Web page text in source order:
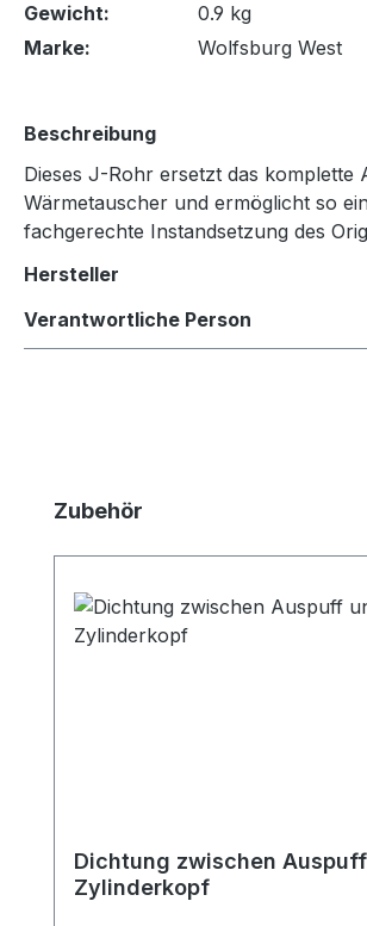
Gewicht:
0.9 kg
Marke:
Wolfsburg West
Beschreibung
Dieses J-Rohr ersetzt das komplette
Wärmetauscher und ermöglicht so
fachgerechte Instandsetzung des
Hersteller
Verantwortliche Person
Produktgalerie überspringen
Zubehör
Dichtung zwischen
Zylinderkopf